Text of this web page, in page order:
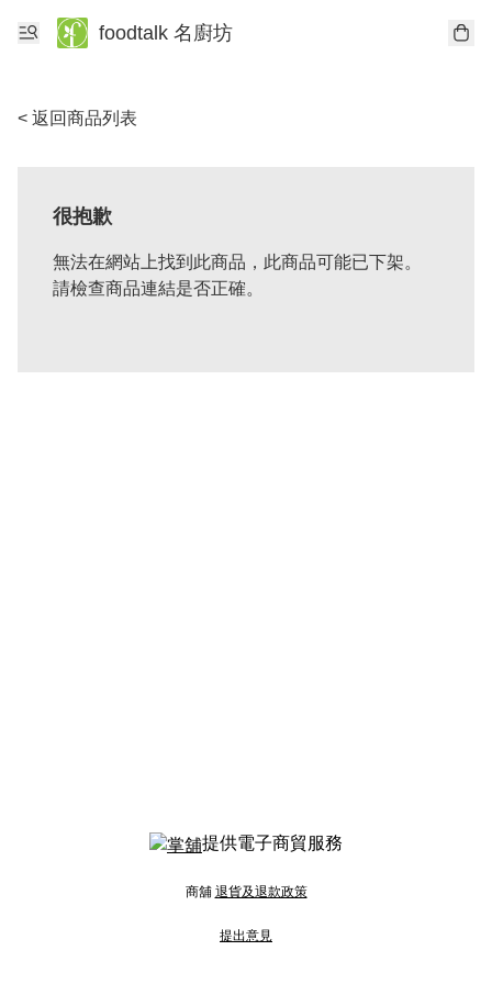
foodtalk 名廚坊
< 返回商品列表
很抱歉
無法在網站上找到此商品，此商品可能已下架。
請檢查商品連結是否正確。
提供電子商貿服務
商舖 退貨及退款政策
提出意見